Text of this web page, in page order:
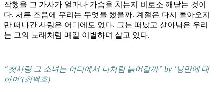
작했을 그 가사가 얼마나 가슴을 치는지 비로소 깨닫는 것이
다. 서른 즈음에 우리는 무엇을 했을까. 계절은 다시 돌아오지
만 떠나간 사랑은 어디에도 없다. 그는 떠났고 살아남은 우리
는 그의 노래처럼 매일 이별하며 살고 있다.
“첫사랑 그 소녀는 어디에서 나처럼 늙어갈까” by ‘낭만에 대
하여’(최백호)